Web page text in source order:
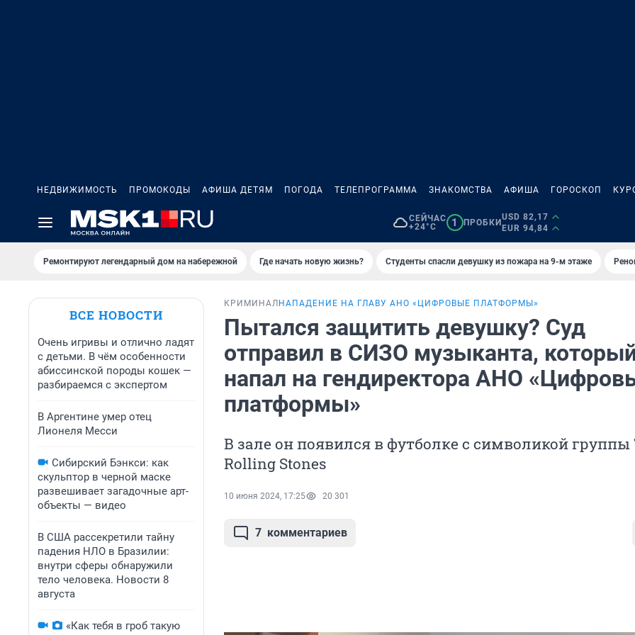
НЕДВИЖИМОСТЬ ПРОМОКОДЫ АФИША ДЕТЯМ ПОГОДА ТЕЛЕПРОГРАММА ЗНАКОМСТВА АФИША ГОРОСКОП
СЕЙЧАС
+24°C
1 ПРОБКИ
USD 82,17
EUR 94,84
Ремонтируют легендарный дом на набережной Где начать новую жизнь? Студенты спасли девушку из пожара на 9-м этаже
ВСЕ НОВОСТИ
Очень игривы и отлично ладят
с детьми. В чём особенности
абиссинской породы кошек —
разбираемся с экспертом
В Аргентине умер отец
Лионеля Месси
Сибирский Бэнкси: как
скульптор в черной маске
развешивает загадочные арт-
объекты — видео
В США рассекретили тайну
падения НЛО в Бразилии:
внутри сферы обнаружили
тело человека. Новости 8
августа
«Как тебя в гроб такую
КРИМИНАЛ НАПАДЕНИЕ НА ГЛАВУ АНО «ЦИФРОВЫЕ ПЛАТФОРМЫ»
Пытался защитить девушку? Суд
отправил в СИЗО музыканта,
напал на гендиректора АНО
платформы»
В зале он появился в футболке с символикой группы
Rolling Stones
10 июня 2024, 17:25 20 301
7 комментариев